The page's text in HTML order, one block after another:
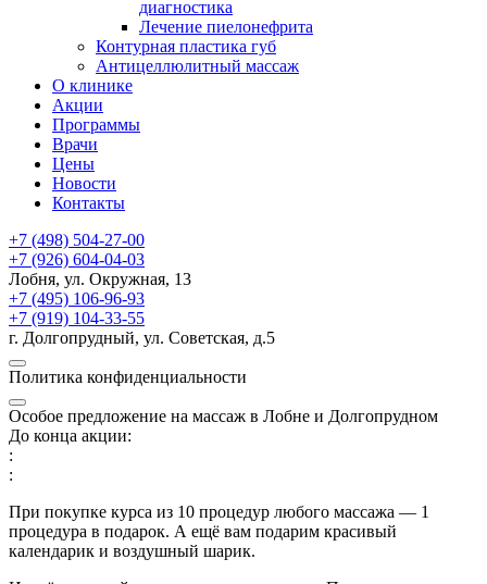
диагностика
Лечение пиелонефрита
Контурная пластика губ
Антицеллюлитный массаж
О клинике
Акции
Программы
Врачи
Цены
Новости
Контакты
+7 (498) 504-27-00
+7 (926) 604-04-03
Лобня, ул. Окружная, 13
+7 (495) 106-96-93
+7 (919) 104-33-55
г. Долгопрудный, ул. Советская, д.5
Политика конфиденциальности
Особое предложение на массаж в Лобне и Долгопрудном
До конца акции:
:
:
При покупке курса из 10 процедур любого массажа — 1
процедура в подарок. А ещё вам подарим красивый
календарик и воздушный шарик.